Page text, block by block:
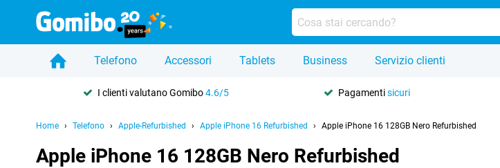
Telefono Accessori Tablets Business Servizio clienti
I clienti valutano Gomibo4.6/5 Pagamentisicuri
Home Telefono Apple-Refurbished Apple iPhone 16 Refurbished Apple iPhone 16 128GB Nero Refurbished
Apple iPhone 16 128GB Nero Refurbished